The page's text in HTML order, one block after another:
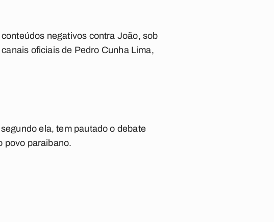
negativos contra João, sob
oficiais de Pedro Cunha Lima,
ela, tem pautado o debate
povo paraibano.